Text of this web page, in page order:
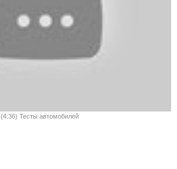
(4:36) Тесты автомобилей